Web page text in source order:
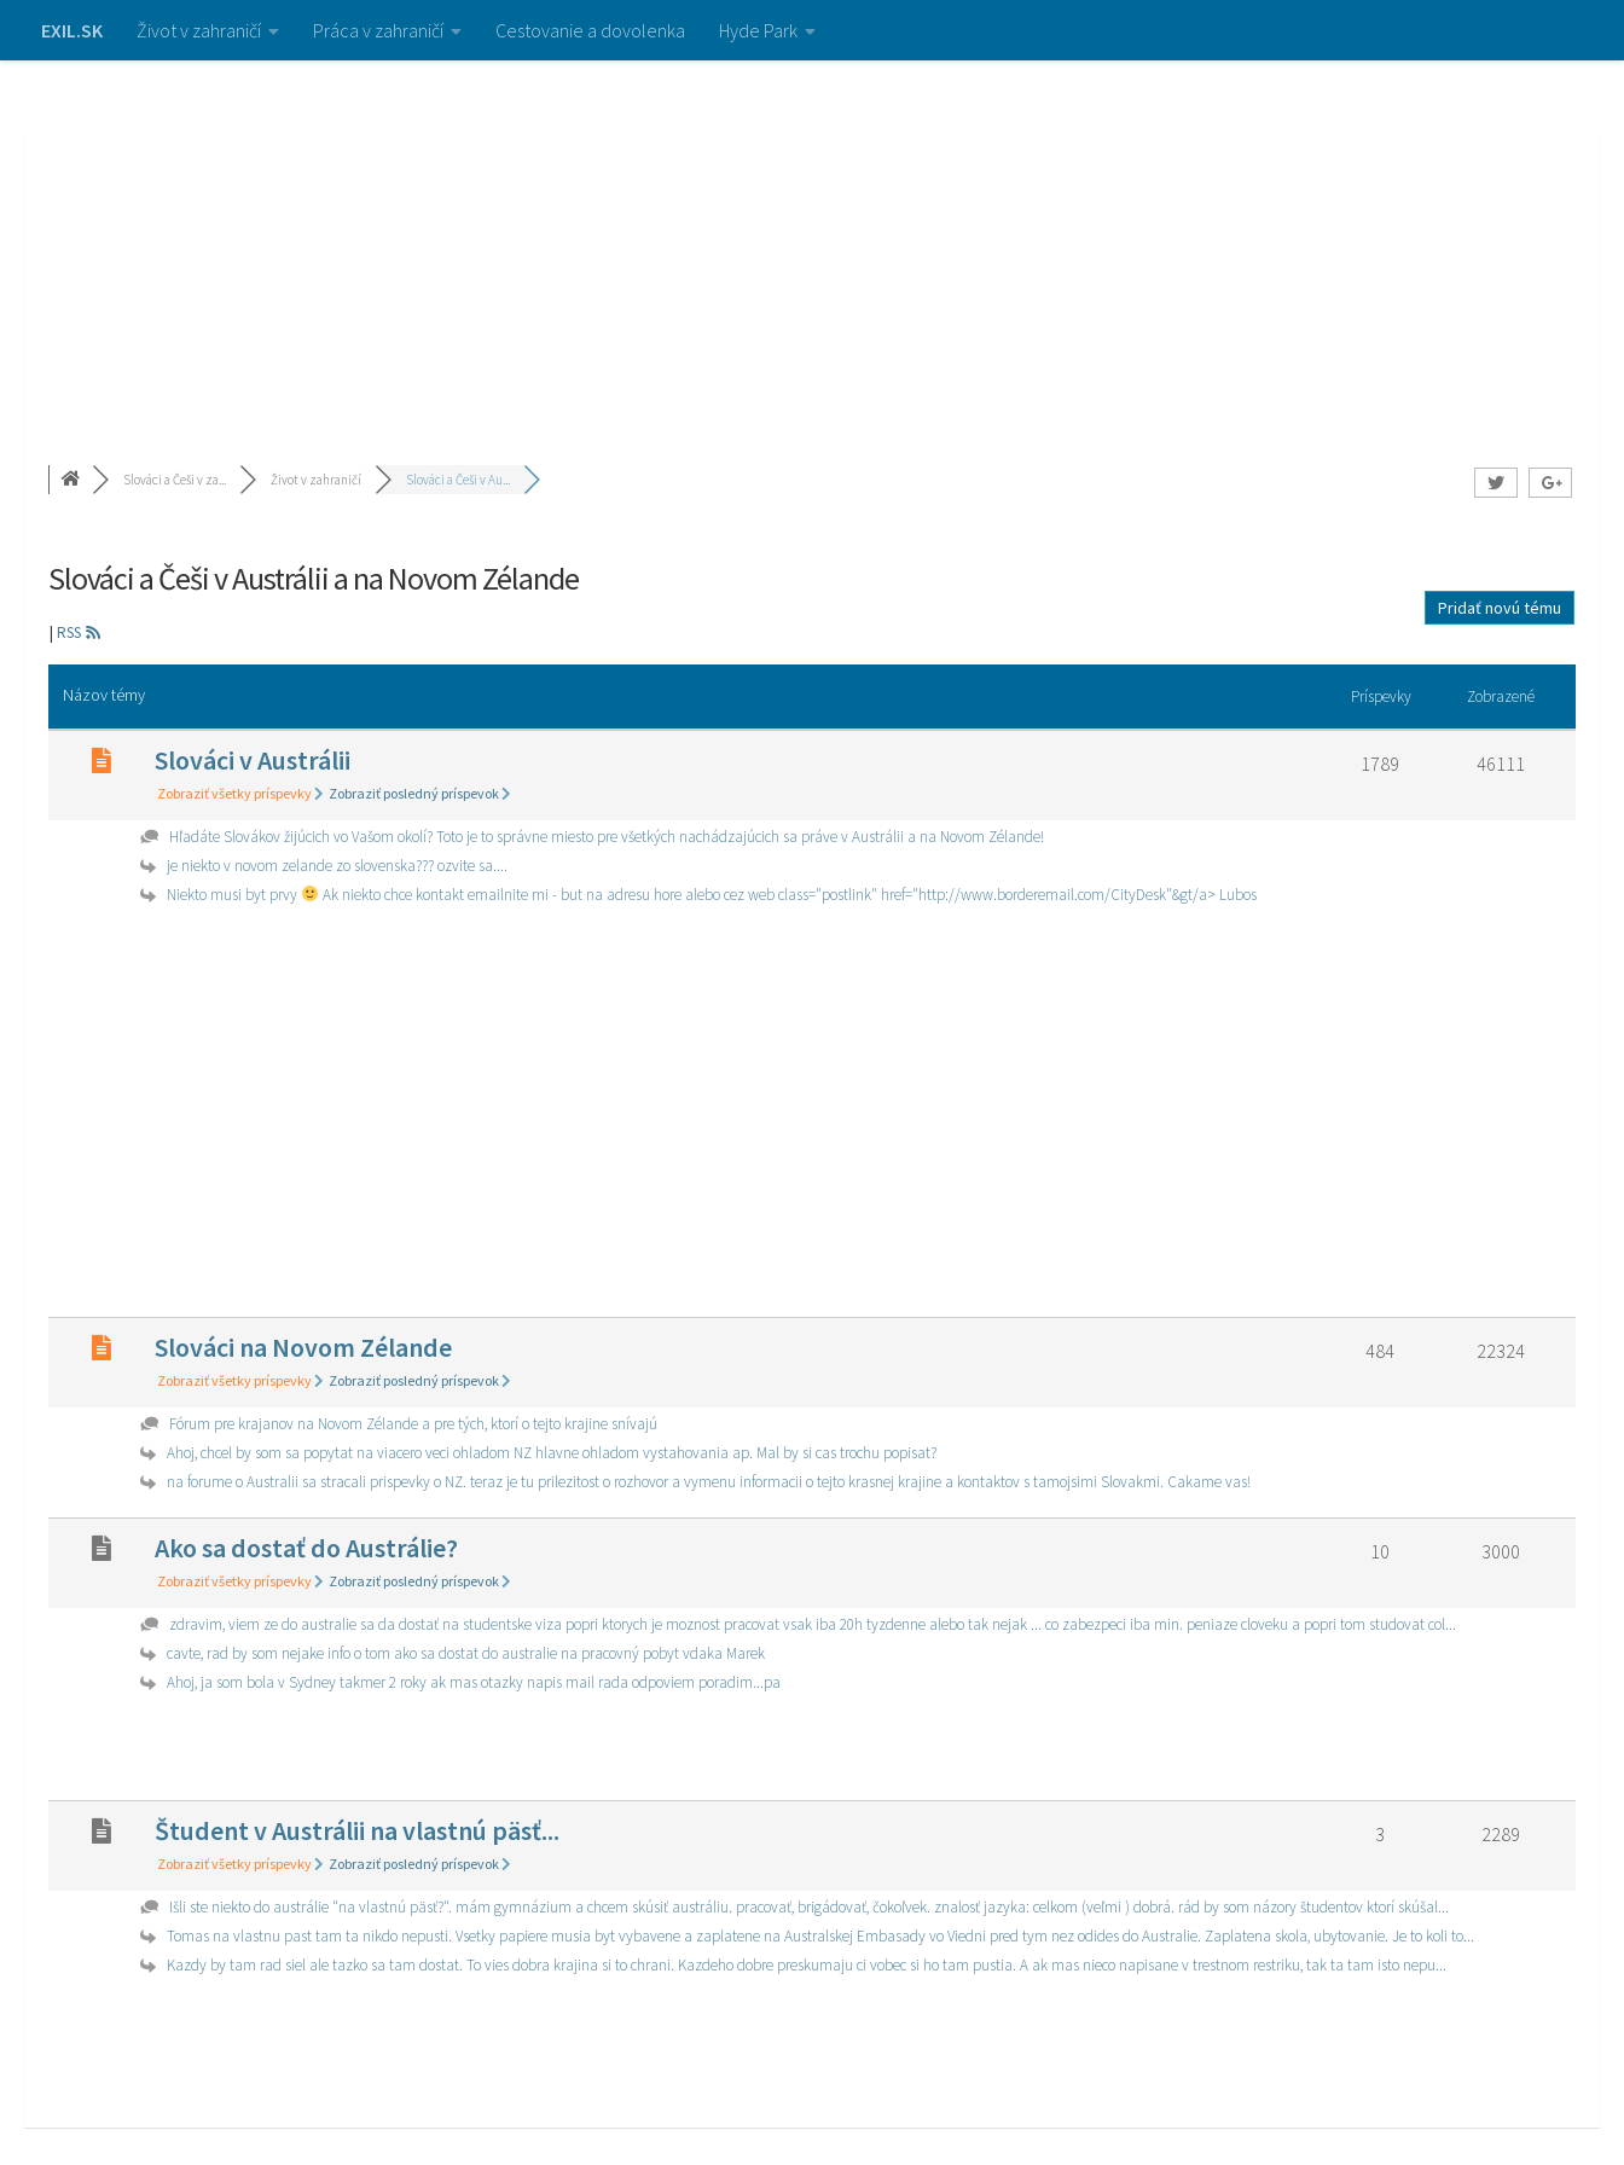
EXIL.SK Život v zahraničí Práca v zahraničí Cestovanie a dovolenka Hyde Park
Slováci a Češi v za... Život v zahraničí Slováci a Češi v Au...
Slováci a Češi v Austrálii a na Novom Zélande
| RSS
Pridať novú tému
Názov témy Zobrazené
Príspevky
Slováci v Austrálii
Zobraziť všetky príspevky Zobraziť posledný príspevok
46111
1789
Hľadáte Slovákov žijúcich vo Vašom okolí? Toto je to správne miesto pre všetkých nachádzajúcich sa práve v Austrálii a na Novom Zélande!
je niekto v novom zelande zo slovenska??? ozvite sa....
Niekto musi byt prvy
Ak niekto chce kontakt emailnite mi - but na adresu hore alebo cez web class="postlink" href="http://www.borderemail.com/CityDesk"&gt/a> Lubos
Slováci na Novom Zélande
Zobraziť všetky príspevky Zobraziť posledný príspevok
22324
484
Fórum pre krajanov na Novom Zélande a pre tých, ktorí o tejto krajine snívajú
Ahoj, chcel by som sa popytat na viacero veci ohladom NZ hlavne ohladom vystahovania ap. Mal by si cas trochu popisat?
na forume o Australii sa stracali prispevky o NZ. teraz je tu prilezitost o rozhovor a vymenu informacii o tejto krasnej krajine a kontaktov s tamojsimi Slovakmi. Cakame vas!
Ako sa dostať do Austrálie?
Zobraziť všetky príspevky Zobraziť posledný príspevok
3000
10
zdravim, viem ze do australie sa da dostať na studentske viza popri ktorych je moznost pracovat vsak iba 20h tyzdenne alebo tak nejak ... co zabezpeci iba min. peniaze cloveku a popri tom studovat col...
cavte, rad by som nejake info o tom ako sa dostat do australie na pracovný pobyt vdaka Marek
Ahoj, ja som bola v Sydney takmer 2 roky ak mas otazky napis mail rada odpoviem poradim...pa
Študent v Austrálii na vlastnú päsť...
Zobraziť všetky príspevky Zobraziť posledný príspevok
2289
3
Išli ste niekto do austrálie "na vlastnú päsť?". mám gymnázium a chcem skúsiť austráliu. pracovať, brigádovať, čokoľvek. znalosť jazyka: celkom (veľmi ) dobrá. rád by som názory študentov ktorí skúšal...
Tomas na vlastnu past tam ta nikdo nepusti. Vsetky papiere musia byt vybavene a zaplatene na Australskej Embasady vo Viedni pred tym nez odides do Australie. Zaplatena skola, ubytovanie. Je to koli to...
Kazdy by tam rad siel ale tazko sa tam dostat. To vies dobra krajina si to chrani. Kazdeho dobre preskumaju ci vobec si ho tam pustia. A ak mas nieco napisane v trestnom restriku, tak ta tam isto nepu...